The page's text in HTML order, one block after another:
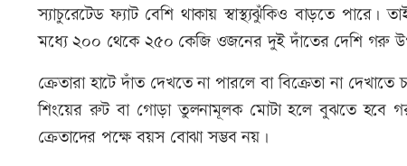
স্যাচুরেটেড ফ্যাট বেশি থাকায় স্বাস্থ্যঝুঁকিও বাড়তে
মধ্যে ২০০ থেকে ২৫০ কেজি ওজনের দুই দাঁতের দেশি গরু
ক্রেতারা হাটে দাঁত দেখতে না পারলে বা বিক্রেতা না
শিংয়ের রুট বা গোড়া তুলনামূলক মোটা হলে বুঝতে হবে
ক্রেতাদের পক্ষে বয়স বোঝা সম্ভব নয়।